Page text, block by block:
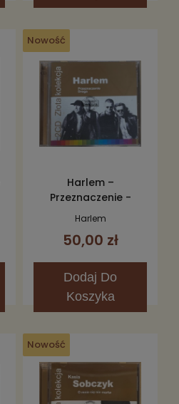
Nowość
Harlem –
Przeznaczenie -
Droga 2CD
Harlem
50,00 zł
Dodaj Do
Koszyka
Nowość